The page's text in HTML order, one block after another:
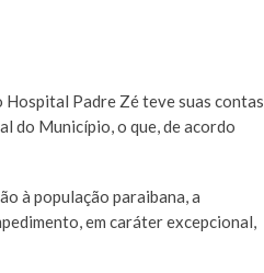
Hospital Padre Zé teve suas contas
do Município, o que, de acordo
à população paraibana, a
em caráter excepcional,